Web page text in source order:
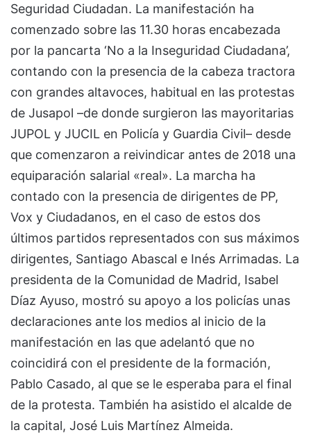
Seguridad Ciudadan. La manifestación ha
comenzado sobre las 11.30 horas encabezada
por la pancarta ‘No a la Inseguridad Ciudadana’,
contando con la presencia de la cabeza tractora
con grandes altavoces, habitual en las protestas
de Jusapol –de donde surgieron las mayoritarias
JUPOL y JUCIL en Policía y Guardia Civil– desde
que comenzaron a reivindicar antes de 2018 una
equiparación salarial «real». La marcha ha
contado con la presencia de dirigentes de PP,
Vox y Ciudadanos, en el caso de estos dos
últimos partidos representados con sus máximos
dirigentes, Santiago Abascal e Inés Arrimadas. La
presidenta de la Comunidad de Madrid, Isabel
Díaz Ayuso, mostró su apoyo a los policías unas
declaraciones ante los medios al inicio de la
manifestación en las que adelantó que no
coincidirá con el presidente de la formación,
Pablo Casado, al que se le esperaba para el final
de la protesta. También ha asistido el alcalde de
la capital, José Luis Martínez Almeida.